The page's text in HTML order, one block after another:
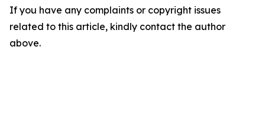
If you have any complaints or copyright issues
related to this article, kindly contact the author
above.